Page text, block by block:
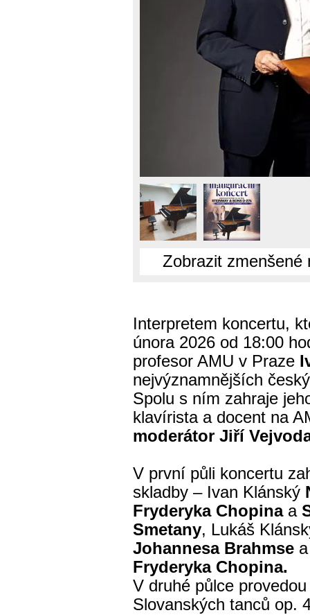
Zobrazit zmenšené
Interpretem koncertu,
února 2026 od 18:00
profesor AMU v Praze
nejvýznamnějších
Spolu s ním zahraje
klavírista a docent na
moderátor Jiří
V první půli koncertu
skladby – Ivan Klánský
Fryderyka Chopinaa
Smetany, Lukáš
Johannesa Brahmse
Fryderyka Chopina.
V druhé půlce
Slovanských tanců op.